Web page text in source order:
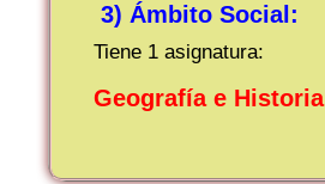
3) Ámbito Social:
Tiene 1 asignatura:
Geografía e Historia